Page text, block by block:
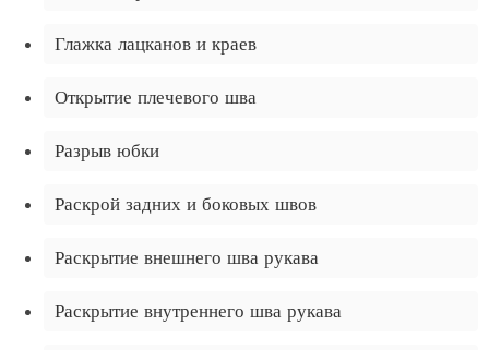
Глажка лацканов и краев
Открытие плечевого шва
Разрыв юбки
Раскрой задних и боковых швов
Раскрытие внешнего шва рукава
Раскрытие внутреннего шва рукава